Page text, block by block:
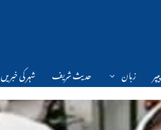
زبان حدیث شریف شہر کی خبریں